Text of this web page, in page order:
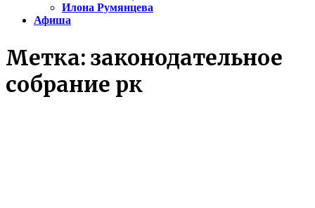
Илона Румянцева
Афиша
Метка: законодательное
собрание рк